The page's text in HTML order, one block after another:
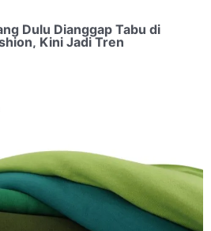
Dulu Dianggap Tabu di
Kini Jadi Tren